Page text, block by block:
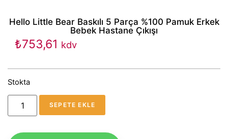
Hello Little Bear Baskılı 5 Parça %100 Pamuk Erkek
Bebek Hastane Çıkışı
₺753,61 kdv
Stokta
SEPETE EKLE